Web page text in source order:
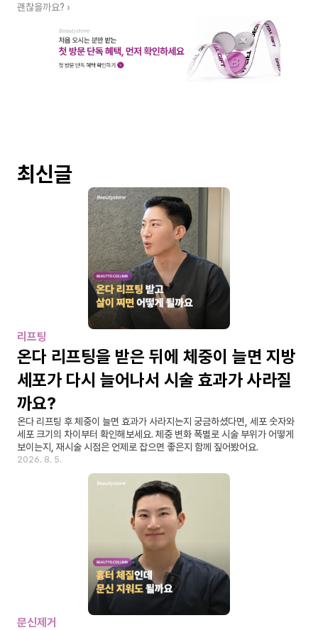
괜찮을까요? ›
최신글
리프팅
온다 리프팅을 받은 뒤에 체중이 늘면 지방
세포가 다시 늘어나서 시술 효과가 사라질
까요?
온다 리프팅 후 체중이 늘면 효과가 사라지는지 궁금하셨다면, 세포 숫자와
세포 크기의 차이부터 확인해보세요. 체중 변화 폭별로 시술 부위가 어떻게
보이는지, 재시술 시점은 언제로 잡으면 좋은지 함께 짚어봤어요.
2026. 8. 5.
문신제거